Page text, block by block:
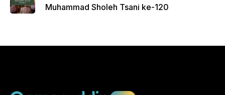
Muhammad Sholeh Tsani ke-120